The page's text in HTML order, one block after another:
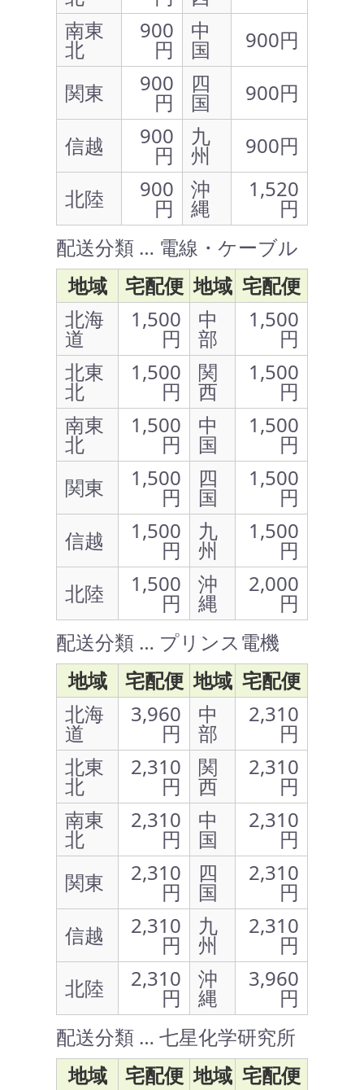
南東
北
900
円
中
国
900円
関東
900
円
四
国
900円
信越
900
円
九
州
900円
北陸
900
円
沖
縄
1,520
円
配送分類 … 電線・ケーブル
地域
宅配便 地域 宅配便
北海
道
1,500
円
中
部
1,500
円
北東
北
1,500
円
関
西
1,500
円
南東
北
1,500
円
中
国
1,500
円
関東
1,500
円
四
国
1,500
円
信越
1,500
円
九
州
1,500
円
北陸
1,500
円
沖
縄
2,000
円
配送分類 … プリンス電機
地域
宅配便 地域 宅配便
北海
道
3,960
円
中
部
2,310
円
北東
北
2,310
円
関
西
2,310
円
南東
北
2,310
円
中
国
2,310
円
関東
2,310
円
四
国
2,310
円
信越
2,310
円
九
州
2,310
円
北陸
2,310
円
沖
縄
3,960
円
配送分類 … 七星化学研究所
地域
宅配便 地域 宅配便